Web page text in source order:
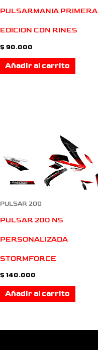
PULSARMANIA PRIMERA
EDICION CON RINES
$ 90.000
Añadir al carrito
PULSAR 200
PULSAR 200 NS
PERSONALIZADA
STORMFORCE
$ 140.000
Añadir al carrito